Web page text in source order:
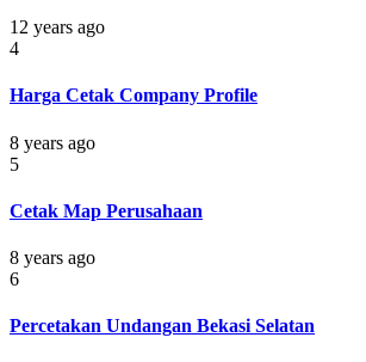
12 years ago
4
Harga Cetak Company Profile
8 years ago
5
Cetak Map Perusahaan
8 years ago
6
Percetakan Undangan Bekasi Selatan